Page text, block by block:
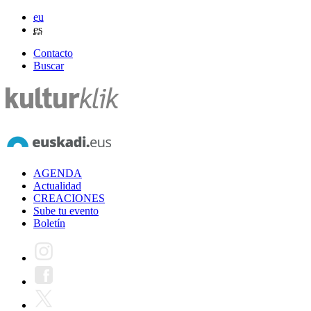
eu
es
Contacto
Buscar
AGENDA
Actualidad
CREACIONES
Sube tu evento
Boletín